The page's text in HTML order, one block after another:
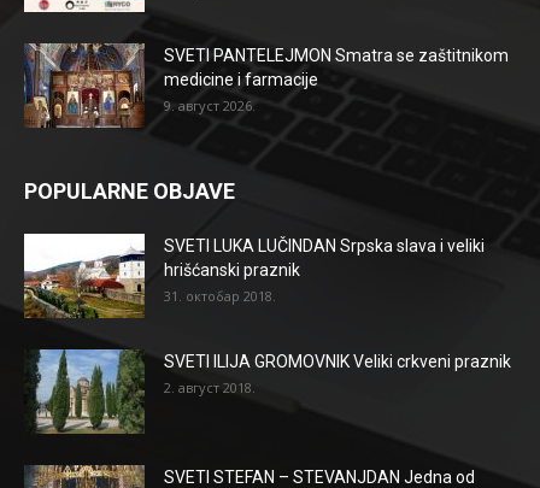
SVETI PANTELEJMON Smatra se zaštitnikom
medicine i farmacije
9. август 2026.
POPULARNE OBJAVE
SVETI LUKA LUČINDAN Srpska slava i veliki
hrišćanski praznik
31. октобар 2018.
SVETI ILIJA GROMOVNIK Veliki crkveni praznik
2. август 2018.
SVETI STEFAN – STEVANJDAN Jedna od